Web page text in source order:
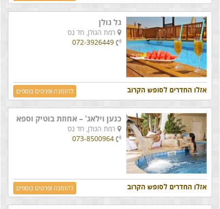
גל גולן
רמת הגולן, חד נס
072-3926449
אזלו החדרים לסופש הקרוב להזמנה ופרטים נוספים
כנען וילאג' – אחוזת בוטיק וספא
רמת הגולן, חד נס
073-8500964
אזלו החדרים לסופש הקרוב להזמנה ופרטים נוספים